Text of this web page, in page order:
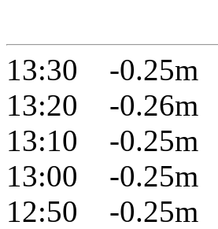
13:30 -0.25m
13:20 -0.26m
13:10 -0.25m
13:00 -0.25m
12:50 -0.25m